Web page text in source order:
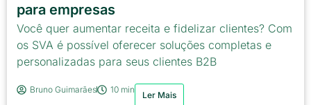
para empresas
Você quer aumentar receita e fidelizar clientes? Com
os SVA é possível oferecer soluções completas e
personalizadas para seus clientes B2B
Bruno Guimarães 10 min
Ler Mais